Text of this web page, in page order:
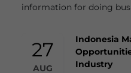
information for doing
27
AUG
Indonesia
Industry